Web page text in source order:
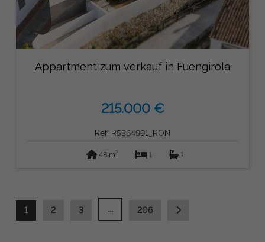
Appartment zum verkauf in Fuengirola
215.000 €
Ref: R5364991_RON
48 m2 1 1
1 2 3 ... 206